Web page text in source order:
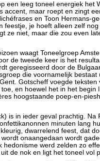
een leeg toneel energiek het
accent, maar roept en zingt
en Toon Hermans-
feestje, je hoeft alleen zelf
ze niet, maar die zou even
waagt Toneelgroep
de tweede keer is het
geregisseerd door de
die voornamelijk bestaat
Gotscheff voegde teksten
en hoewel het in het begin
hoogstaande poep-en-
is in ieder geval prachtig. Na
minuten lang
dwarrelend feest, dat
onaangedaan wordt
hedonisme werd zelden zo
de nok en ligt het toneel vol